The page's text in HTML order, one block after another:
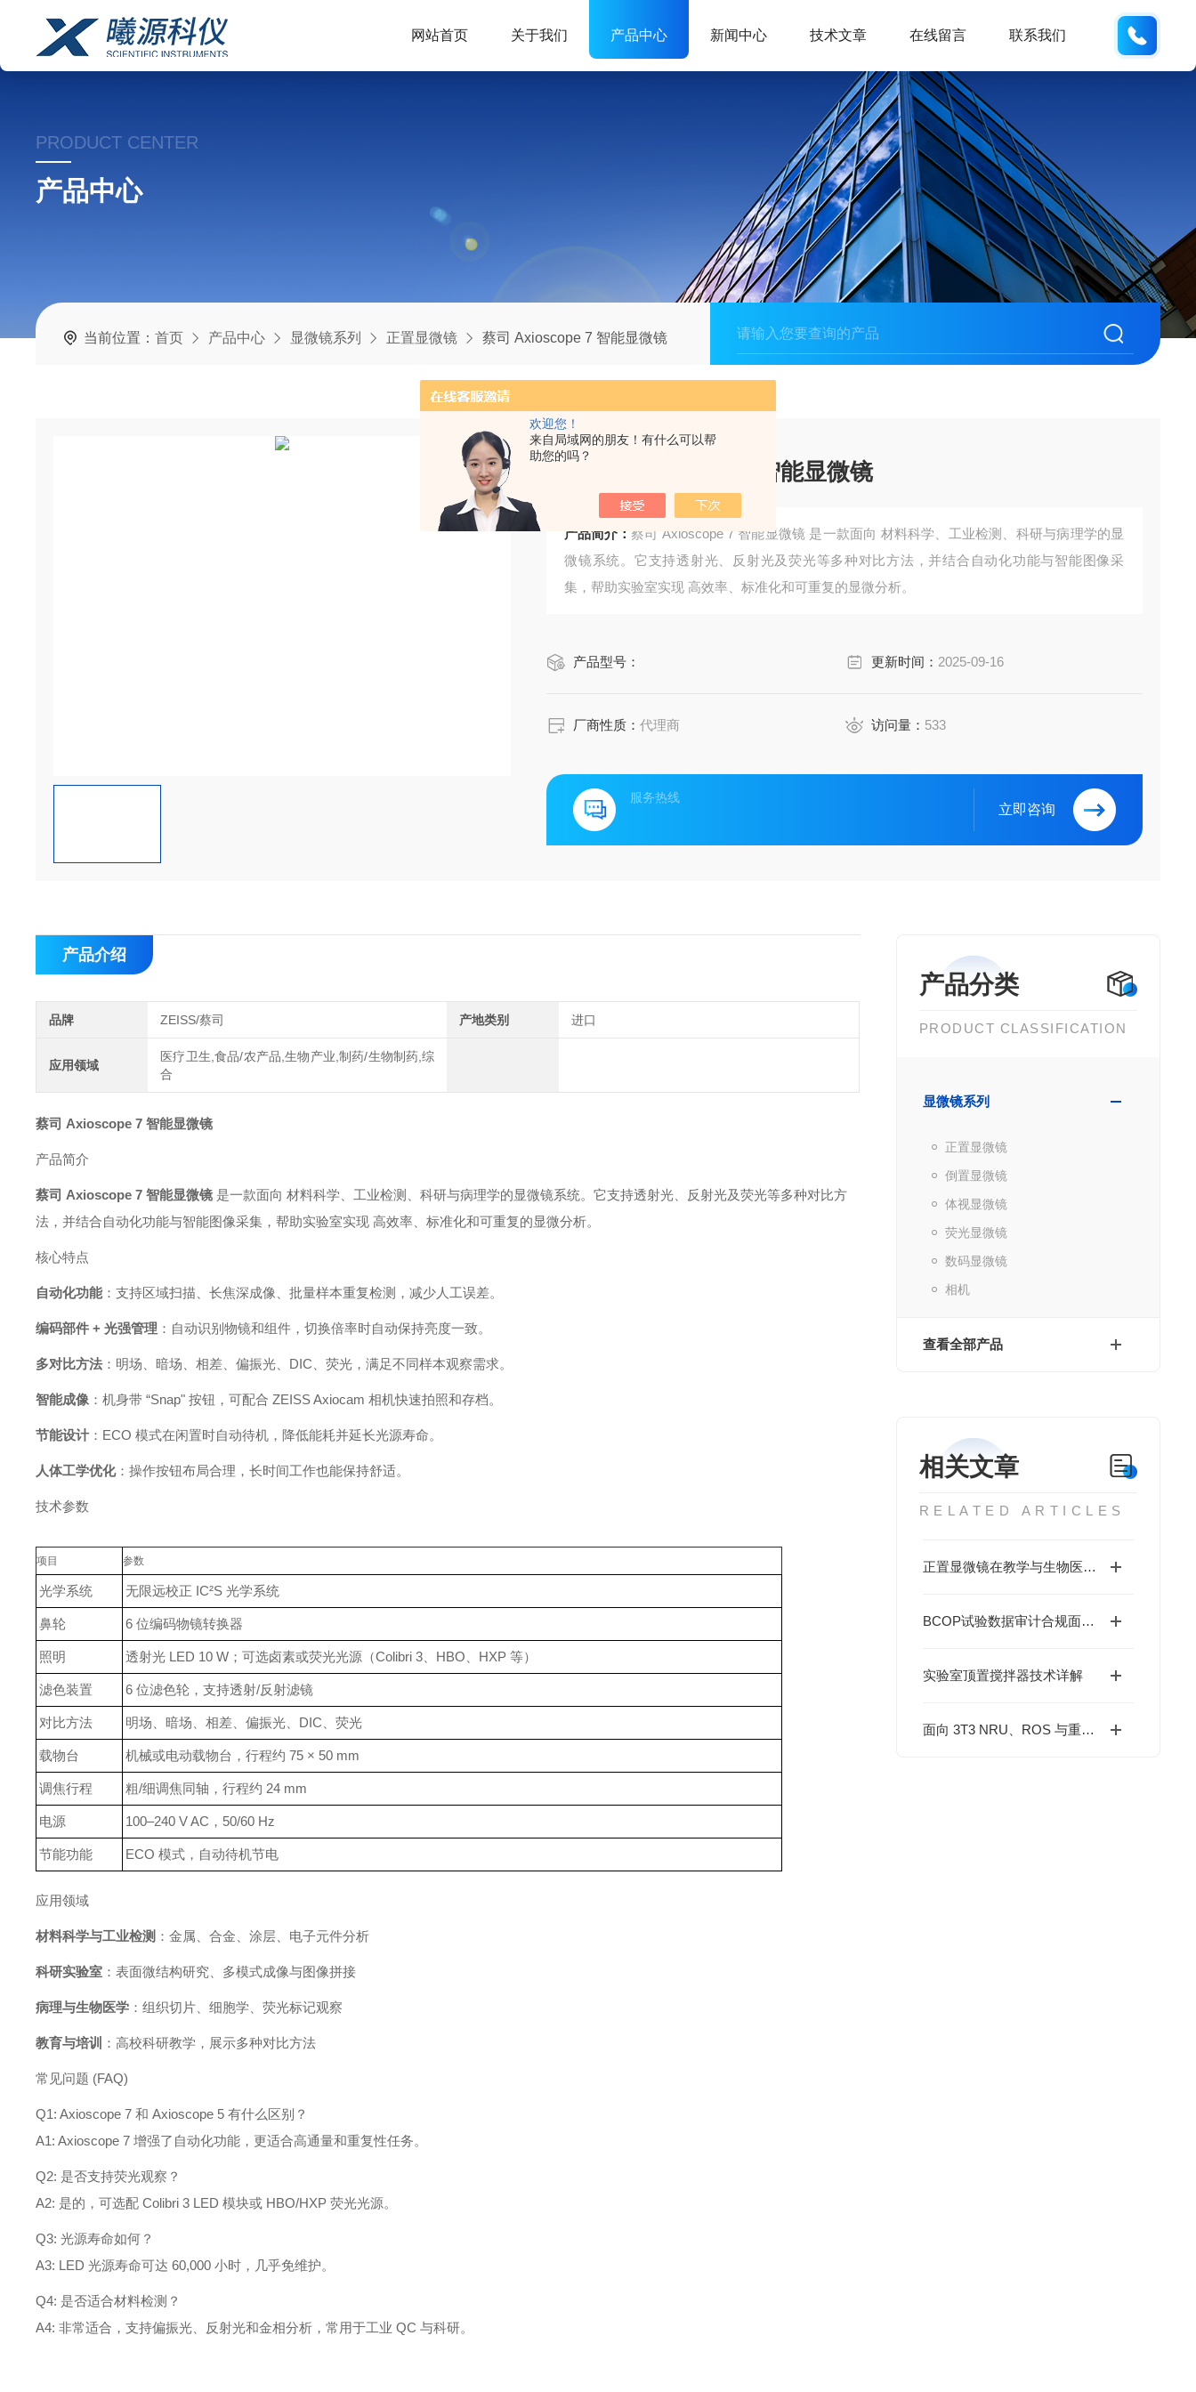
欢迎您！
来自局域网的朋友！有什么可以帮
助您的吗？
网站首页 关于我们 产品中心 新闻中心 技术文章 在线留言 联系我们
PRODUCT CENTER
产品中心
当前位置：首页 产品中心 显微镜系列 正置显微镜 蔡司 Axioscope 7 智能显微镜
蔡司 Axioscope 7 智能显微镜
产品简介：蔡司 Axioscope 7 智能显微镜 是一款面向 材料科学、工业检测、科研与病理学的显
微镜系统。它支持透射光、反射光及荧光等多种对比方法，并结合自动化功能与智能图像采
集，帮助实验室实现 高效率、标准化和可重复的显微分析。
产品型号： 更新时间： 2025-09-16
厂商性质：代理商 访问量： 533
服务热线
立即咨询
产品分类
PRODUCT CLASSIFICATION
显微镜系列
正置显微镜
倒置显微镜
体视显微镜
荧光显微镜
数码显微镜
相机
查看全部产品
相关文章
RELATED ARTICLES
正置显微镜在教学与生物医药实验中的应用分析
BCOP试验数据审计合规面临红线：探讨新型牛角膜混浊度仪的技术升级
实验室顶置搅拌器技术详解
面向 3T3 NRU、ROS 与重组人表皮模型研究的 UV 光暴露系统技术比较
产品介绍
品牌 ZEISS/蔡司 产地类别 进口
应用领域
医疗卫生,食品/农产品,生物产业,制药/生物制药,综
合
蔡司 Axioscope 7 智能显微镜
产品简介
蔡司 Axioscope 7 智能显微镜 是一款面向 材料科学、工业检测、科研与病理学的显微镜系统。它支持透射光、反射光及荧光等多种对比方
法，并结合自动化功能与智能图像采集，帮助实验室实现 高效率、标准化和可重复的显微分析。
核心特点
自动化功能 ：支持区域扫描、长焦深成像、批量样本重复检测，减少人工误差。
编码部件 + 光强管理 ：自动识别物镜和组件，切换倍率时自动保持亮度一致。
多对比方法 ：明场、暗场、相差、偏振光、DIC、荧光，满足不同样本观察需求。
智能成像 ：机身带 “Snap" 按钮，可配合 ZEISS Axiocam 相机快速拍照和存档。
节能设计 ：ECO 模式在闲置时自动待机，降低能耗并延长光源寿命。
人体工学优化：操作按钮布局合理，长时间工作也能保持舒适。
技术参数
项目 参数
光学系统 无限远校正 IC²S 光学系统
鼻轮 6 位编码物镜转换器
照明 透射光 LED 10 W；可选卤素或荧光光源（Colibri 3、HBO、HXP 等）
滤色装置 6 位滤色轮，支持透射/反射滤镜
对比方法 明场、暗场、相差、偏振光、DIC、荧光
载物台 机械或电动载物台，行程约 75 × 50 mm
调焦行程 粗/细调焦同轴，行程约 24 mm
电源 100–240 V AC，50/60 Hz
节能功能 ECO 模式，自动待机节电
应用领域
材料科学与工业检测 ：金属、合金、涂层、电子元件分析
科研实验室 ：表面微结构研究、多模式成像与图像拼接
病理与生物医学 ：组织切片、细胞学、荧光标记观察
教育与培训 ：高校科研教学，展示多种对比方法
常见问题 (FAQ)
Q1: Axioscope 7 和 Axioscope 5 有什么区别？
A1: Axioscope 7 增强了自动化功能，更适合高通量和重复性任务。
Q2: 是否支持荧光观察？
A2: 是的，可选配 Colibri 3 LED 模块或 HBO/HXP 荧光光源。
Q3: 光源寿命如何？
A3: LED 光源寿命可达 60,000 小时，几乎免维护。
Q4: 是否适合材料检测？
A4: 非常适合，支持偏振光、反射光和金相分析，常用于工业 QC 与科研。